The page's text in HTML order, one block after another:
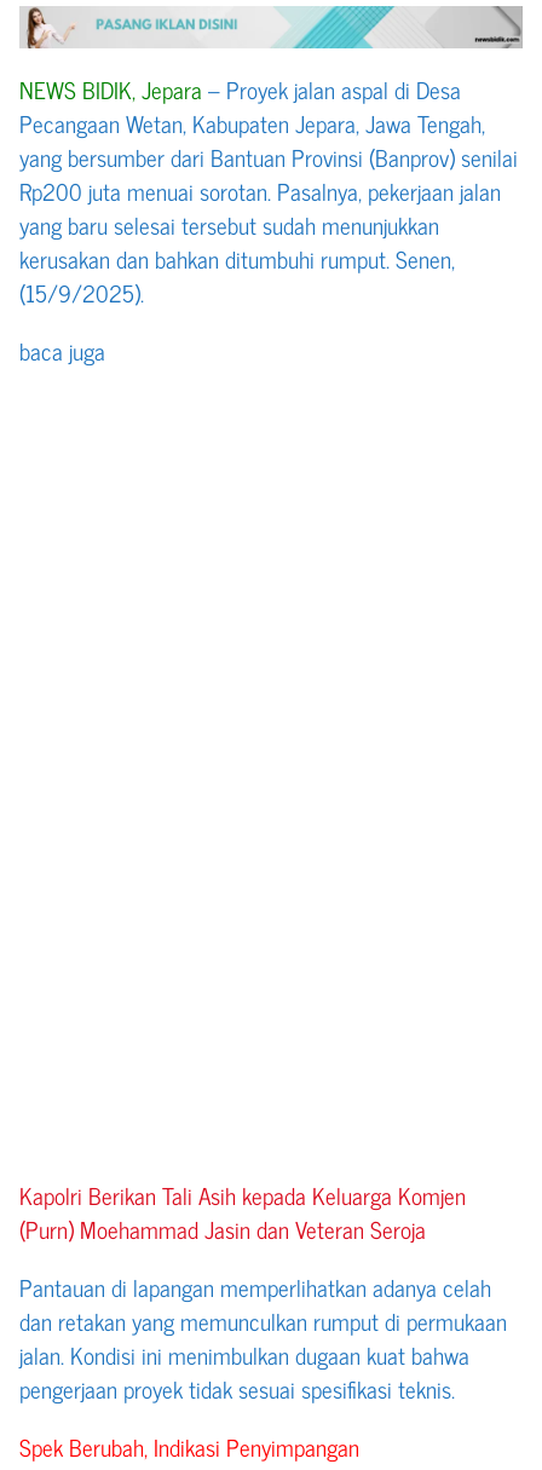
NEWS BIDIK, Jepara– Proyek jalan aspal di Desa
Pecangaan Wetan, Kabupaten Jepara, Jawa Tengah,
yang bersumber dari Bantuan Provinsi (Banprov) senilai
Rp200 juta menuai sorotan. Pasalnya, pekerjaan jalan
yang baru selesai tersebut sudah menunjukkan
kerusakan dan bahkan ditumbuhi rumput. Senen,
(15/9/2025).
baca juga
Kapolri Berikan Tali Asih kepada Keluarga Komjen
(Purn) Moehammad Jasin dan Veteran Seroja
Pantauan di lapangan memperlihatkan adanya celah
dan retakan yang memunculkan rumput di permukaan
jalan. Kondisi ini menimbulkan dugaan kuat bahwa
pengerjaan proyek tidak sesuai spesifikasi teknis.
Spek Berubah, Indikasi Penyimpangan